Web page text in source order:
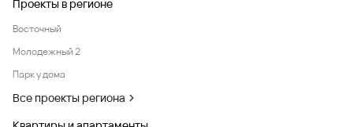
Проекты в регионе
Восточный
Молодежный 2
Парк у дома
Все проекты региона